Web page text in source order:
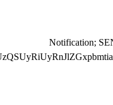
📬 Notification;